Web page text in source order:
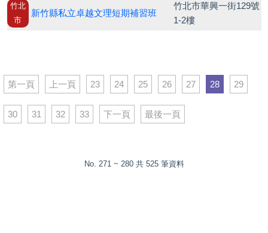
竹北
市
新竹縣私立卓越文理短期補習班
竹北市華興一街129號
1-2樓
第一頁 上一頁 23 24 25 26 27 28 29
30 31 32 33 下一頁 最後一頁
No. 271 ~ 280 共 525 筆資料